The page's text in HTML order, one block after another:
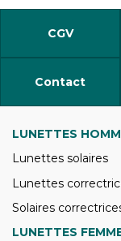
CGV
Contact
LUNETTES
Lunettes solaires
Lunettes
Solaires
LUNETTES